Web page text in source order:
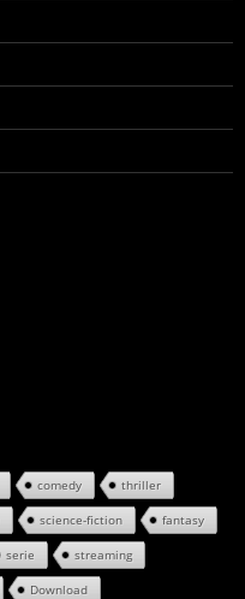
comedy thriller
science-fiction fantasy
serie streaming
Download